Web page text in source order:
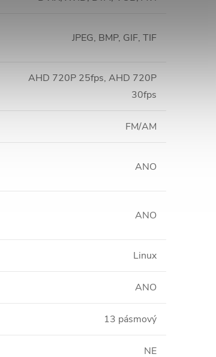
JPEG, BMP, GIF, TIF
AHD 720P 25fps, AHD 720P
30fps
FM/AM
ANO
ANO
Linux
ANO
13 pásmový
NE